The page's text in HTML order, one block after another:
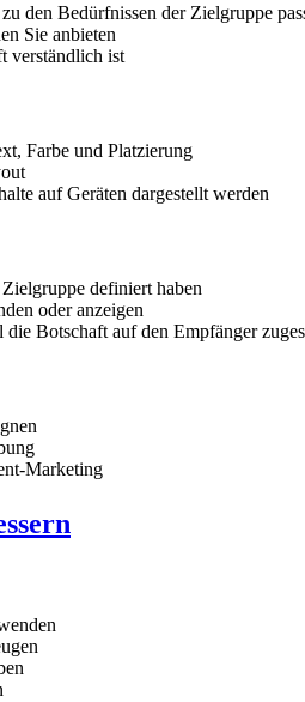
den Bedürfnissen der Zielgruppe
Sie anbieten
verständlich ist
Farbe und Platzierung
auf Geräten dargestellt werden
definiert haben
oder anzeigen
Botschaft auf den Empfänger
Marketing